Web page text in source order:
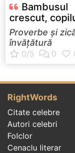
crescut,
Proverbe și
învățătură
RightWords
Citate celebre
Autori celebri
Folclor
Cenaclu literar